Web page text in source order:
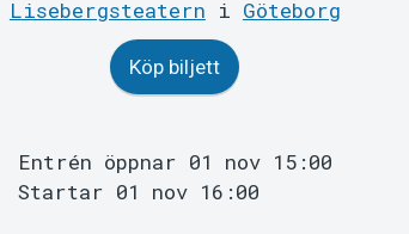
Lisebergsteatern i Göteborg
Köp biljett
Entrén öppnar 01 nov 15:00
Startar 01 nov 16:00